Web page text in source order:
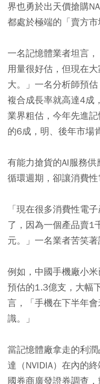
界也勇於出天價搶購
都處於極端的「賣方市
一名記憶體業者坦言
用量很好估，但現在
大。」一名分析師預
複合成長率就高達4成
業界粗估，今年先進
的6成，明、後年市場
有能力搶貨的AI服務
循環週期，卻讓消費性
「現在很多消費性電
了，因為一個產品賣1
元。」一名業者苦笑著
例如，中國手機廠小
預估的1.3億支，大幅
言，「手機在下半年
識。」
當記憶體廠拿走的利
達（NVIDIA）在內的
國券商廣發證券調查